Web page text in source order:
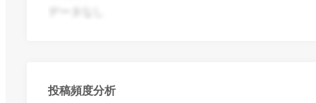
投稿頻度分析